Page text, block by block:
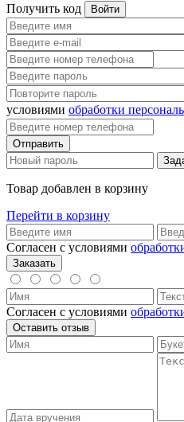
Получить код
условиями обработки
Товар добавлен в корзину
Перейти в корзину
Согласен с условиями
Согласен с условиями